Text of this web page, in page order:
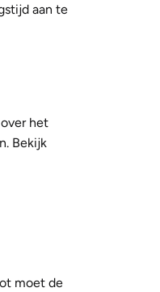
aan te
het
Bekijk
moet de